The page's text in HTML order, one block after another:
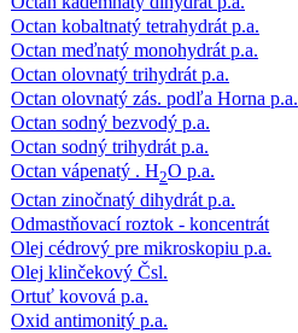
Octan kobaltnatý tetrahydrát p.a.
Octan meďnatý monohydrát p.a.
Octan olovnatý trihydrát p.a.
Octan olovnatý zás. podľa Horna p.a.
Octan sodný bezvodý p.a.
Octan sodný trihydrát p.a.
Octan vápenatý . H2O p.a.
Octan zinočnatý dihydrát p.a.
Odmastňovací roztok - koncentrát
Olej cédrový pre mikroskopiu p.a.
Olej klinčekový Čsl.
Ortuť kovová p.a.
Oxid antimonitý p.a.